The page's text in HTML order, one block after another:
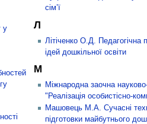
у
сім’ї
Л
Літіченко О.Д.
ідей дошкільної освіти
М
Міжнародна заочна
"Реалізація особистісно-
Машовець М.А. Сучасні
підготовки майбутнього